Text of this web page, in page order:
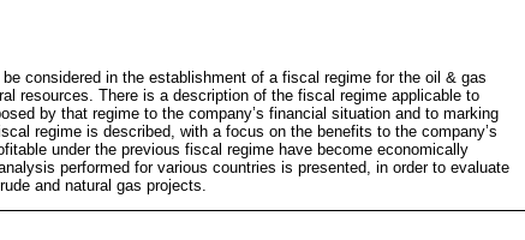
considered in the establishment of a fiscal regime for the oil & gas
resources. There is a description of the fiscal regime applicable to
by that regime to the company’s financial situation and to marking
regime is described, with a focus on the benefits to the company’s
under the previous fiscal regime have become economically
performed for various countries is presented, in order to evaluate
and natural gas projects.